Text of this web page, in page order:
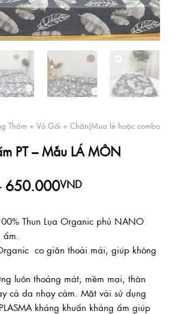
Thấm + Vỏ Gối + Chăn(Mua lẻ hoặc combo
PT – Mẫu LÁ MÔN
650.000VNDKhoảng
50.000VND
650.000VND
Thun Lụa Organic phủ NANO
co giãn thoải mái, giúp không
luôn thoáng mát, mềm mại, thân
cả da nhạy cảm. Mặt vải sử dụng
kháng khuẩn kháng ẩm giúp